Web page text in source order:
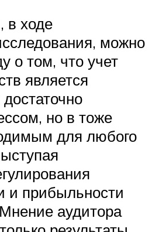
в ходе
можно
о том, что учет
является
но в тоже
для любого
и прибыльности
аудитора